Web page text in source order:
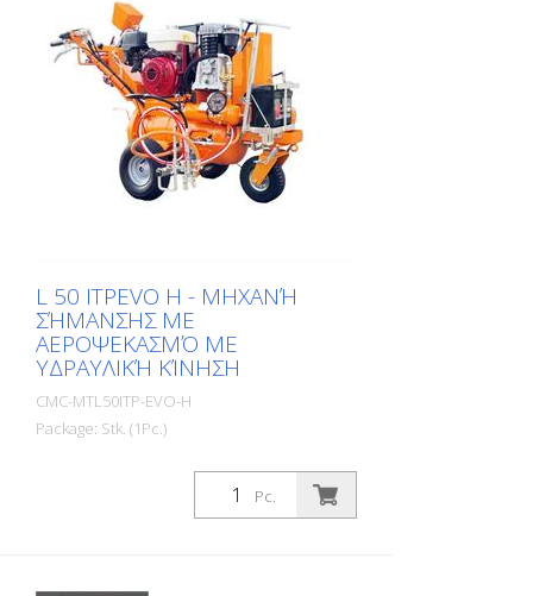
L 50 ITPEVO H - ΜΗΧΑΝΉ
ΣΉΜΑΝΣΗΣ ΜΕ
ΑΕΡΟΨΕΚΑΣΜΌ ΜΕ
ΥΔΡΑΥΛΙΚΉ ΚΊΝΗΣΗ
CMC-MTL50ITP-EVO-H
Package: Stk. (1Pc.)
Αυτοκινούμενο μηχάνημα διαγράμμισης
οδών Airspray με υδραυλική κίνηση.
Ιδανικό για τη σήμανση δήμων και
hp - Χειροκίνητη μίζα - Φυγοκεντρικός
Pc.